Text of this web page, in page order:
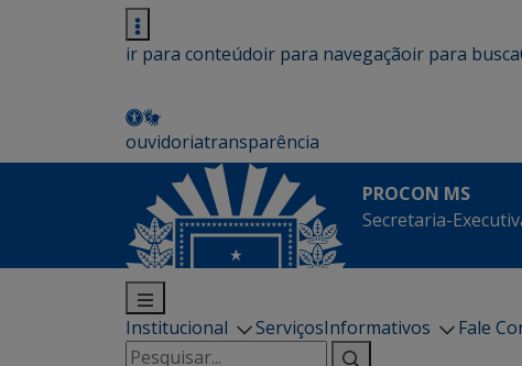
ir para conteúdoir para navegaçãoir para busca
ouvidoriatransparência
PROCON MS
Secretaria-
Institucional ServiçosInformativos Fale
Pesquisar